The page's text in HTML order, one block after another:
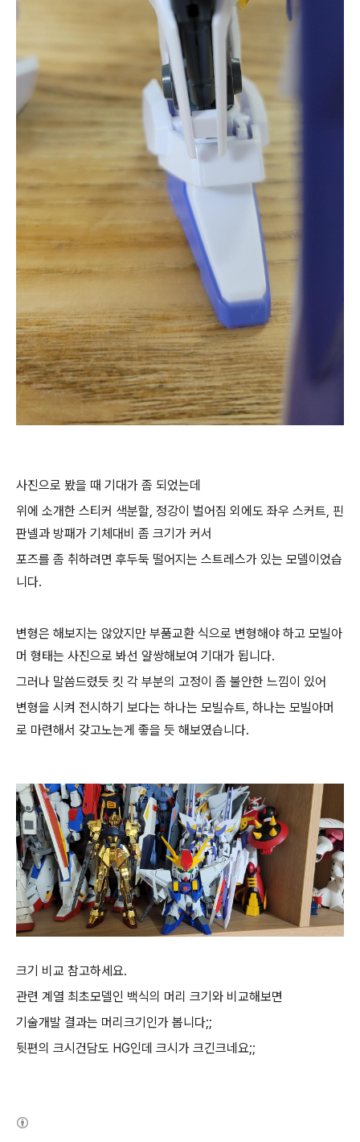
사진으로 봤을 때 기대가 좀 되었는데
위에 소개한 스티커 색분할, 정강이 벌어짐 외에도 좌우 스커트, 핀
판넬과 방패가 기체대비 좀 크기가 커서
포즈를 좀 취하려면 후두둑 떨어지는 스트레스가 있는 모델이었습
니다.
변형은 해보지는 않았지만 부품교환 식으로 변형해야 하고 모빌아
머 형태는 사진으로 봐선 얄쌍해보여 기대가 됩니다.
그러나 말씀드렸듯 킷 각 부분의 고정이 좀 불안한 느낌이 있어
변형을 시켜 전시하기 보다는 하나는 모빌슈트, 하나는 모빌아머
로 마련해서 갖고노는게 좋을 듯 해보였습니다.
크기 비교 참고하세요.
관련 계열 최초모델인 백식의 머리 크기와 비교해보면
기술개발 결과는 머리크기인가 봅니다;;
뒷편의 크시건담도 HG인데 크시가 크긴크네요;;